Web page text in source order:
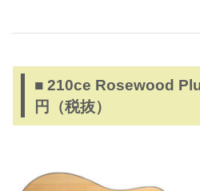
■ 210ce Rosewood
円（税抜）